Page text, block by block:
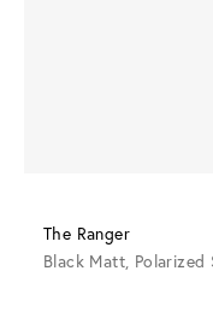
The Ranger
Black Matt,